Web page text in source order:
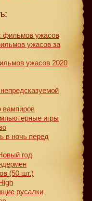
фильмов ужасов
ужасов за
ужасов 2020
игры
в ночь перед
год
(50 шт.)
русалки